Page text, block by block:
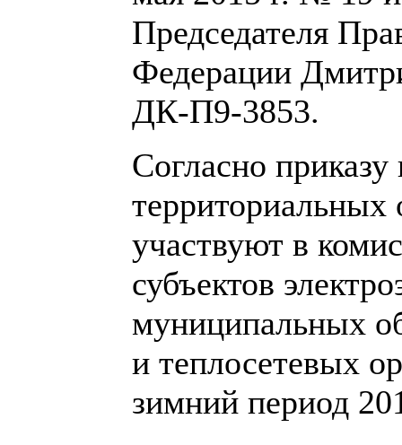
Председателя
Федерации
ДК-П9-3853.
Согласно приказу
территориальных
участвуют в
субъектов
муниципальных
и теплосетевых
зимний период